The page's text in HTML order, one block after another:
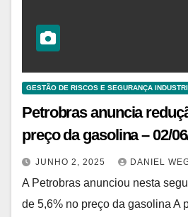
GESTÃO DE RISCOS E SEGURANÇA
Petrobras anuncia
preço da gasolina – 02/
JUNHO 2, 2025 DANIEL
A Petrobras anunciou nesta
de 5,6% no preço da gasolina A